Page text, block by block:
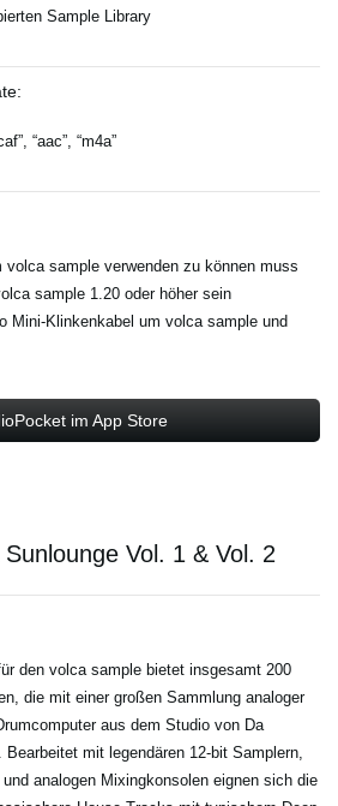
Sample Library
“aac”, “m4a”
sample verwenden zu können muss
sample 1.20 oder höher sein
Mini-Klinkenkabel um volca sample und
im App Store
Vol. 1 & Vol. 2
den volca sample bietet insgesamt 200
die mit einer großen Sammlung analoger
aus dem Studio von Da
mit legendären 12-bit Samplern,
analogen Mixingkonsolen eignen sich die